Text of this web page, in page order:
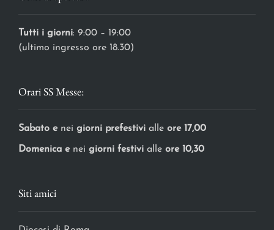
Tutti i giorni: 9:00 – 19:00
(ultimo ingresso ore 18.30)
Orari SS Messe:
Sabato e nei giorni prefestivi alle ore 17,00
Domenica e nei giorni festivi alle ore 10,30
Siti amici